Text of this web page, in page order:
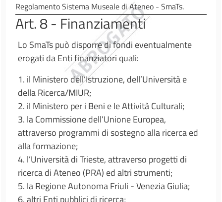
Regolamento Sistema Museale di Ateneo - SmaTs.
Art. 8 - Finanziamenti
Lo SmaTs può disporre di fondi eventualmente
erogati da Enti finanziatori quali:
1. il Ministero dell’Istruzione, dell’Università e
della Ricerca/MIUR;
2. il Ministero per i Beni e le Attività Culturali;
3. la Commissione dell’Unione Europea,
attraverso programmi di sostegno alla ricerca ed
alla formazione;
4. l’Università di Trieste, attraverso progetti di
ricerca di Ateneo (PRA) ed altri strumenti;
5. la Regione Autonoma Friuli - Venezia Giulia;
6. altri Enti pubblici di ricerca;